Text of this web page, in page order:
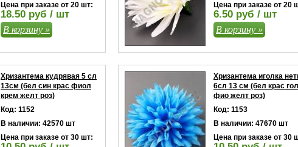
Цена при заказе от 20 шт:
18.50 руб / шт
В корзину »
Цена при заказе от 20
6.50 руб / шт
В корзину »
Хризантема кудрявая 5 сл
13см (бел син крас фиол
крем желт роз)
Код: 1152
В наличии: 42570 шт
Цена при заказе от 30 шт:
Хризантема иголка
6сл 13 см (бел крас гол
фио желт роз)
Код: 1153
В наличии: 47670 шт
Цена при заказе от 30